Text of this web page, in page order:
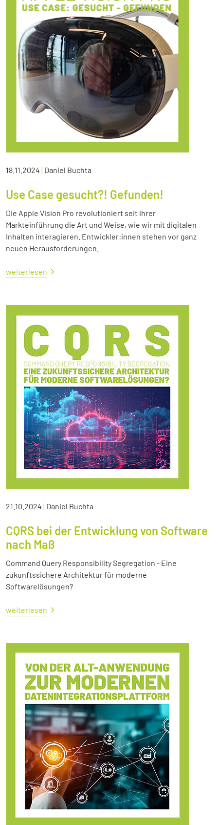
18.11.2024 | Daniel Buchta
Use Case gesucht?! Gefunden!
Die Apple Vision Pro revolutioniert seit ihrer
Markteinführung die Art und Weise, wie wir mit digitalen
Inhalten interagieren. Entwickler:innen stehen vor ganz
neuen Herausforderungen.
weiterlesen
21.10.2024 | Daniel Buchta
CQRS bei der Entwicklung von Software
nach Maß
Command Query Responsibility Segregation - Eine
zukunftssichere Architektur für moderne
Softwarelösungen?
weiterlesen